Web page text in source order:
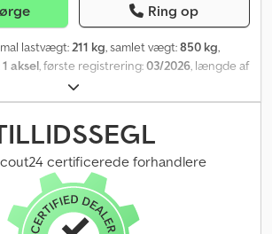
Ring op
lastvægt:211 kg, samlet vægt:850 kg,
1 aksel, første registrering:03/2026, længde af
, læsningsbredde:
1.150 mm, A57 GW26GA01495,
Signaturer fra Eintracht Frankfurt-
påført med klarlak Produktinformationer
inkl. støttehjul og støddæmpere til 100
* optimal vejstabilitet takket være robust
V-træk * robust gummiaffjedret aksel
* vedligeholdelsesfri kompakt
certificerede forhandlere